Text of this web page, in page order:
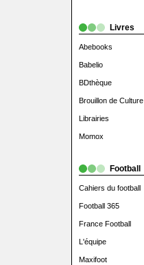
Livres
Abebooks
Babelio
BDthèque
Brouillon de Culture
Librairies
Momox
Football
Cahiers du football
Football 365
France Football
L'équipe
Maxifoot